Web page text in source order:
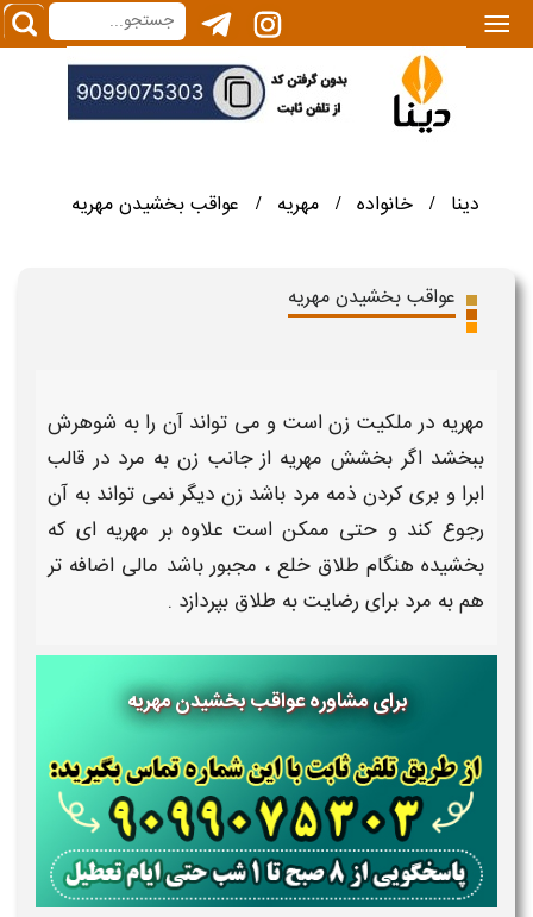
|||
دینا / خانواده / مهریه / عواقب بخشیدن مهریه
عواقب بخشیدن مهریه
مهریه در ملکیت زناست و می تواند آن را به شوهرش
ببخشد اگربخشش مهریه از جانب زن به مرد در قالب
ابرا و بری کردن ذمه مرد باشد زن دیگر نمی تواند به آن
رجوعکند و حتی ممکن است علاوه بر مهریه ای که
بخشیده هنگام طلاق خلع ، مجبور باشد مالی اضافه تر
هم به مرد برای رضایت به طلاق بپردازد .
برای مشاوره عواقب بخشیدن مهریه